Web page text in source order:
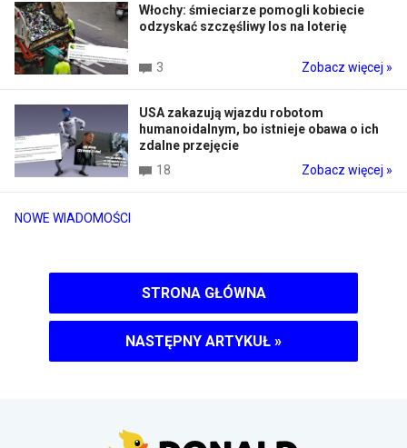
NOWE WIADOMOŚCI
Włochy: śmieciarze pomogli kobiecie
odzyskać szczęśliwy los na loterię
3 Zobacz więcej »
USA zakazują wjazdu robotom
humanoidalnym, bo istnieje obawa o ich
zdalne przejęcie
18
Zobacz więcej »
STRONA GŁÓWNA
NASTĘPNY ARTYKUŁ »